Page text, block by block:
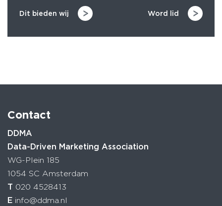
Dit bieden wij Word lid
Contact
DDMA
Data-Driven Marketing Association
WG-Plein 185
1054 SC Amsterdam
T 020 4528413
E info@ddma.nl